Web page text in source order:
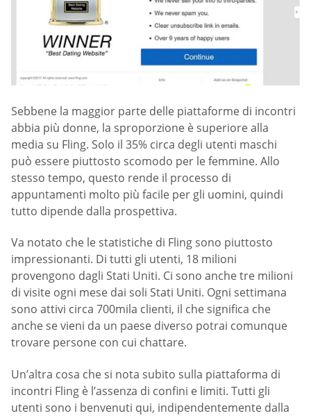
Sebbene la maggior parte delle piattaforme di incontri
abbia più donne, la sproporzione è superiore alla
media su Fling. Solo il 35% circa degli utenti maschi
può essere piuttosto scomodo per le femmine. Allo
stesso tempo, questo rende il processo di
appuntamenti molto più facile per gli uomini, quindi
tutto dipende dalla prospettiva.
Va notato che le statistiche di Fling sono piuttosto
impressionanti. Di tutti gli utenti, 18 milioni
provengono dagli Stati Uniti. Ci sono anche tre milioni
di visite ogni mese dai soli Stati Uniti. Ogni settimana
sono attivi circa 700mila clienti, il che significa che
anche se vieni da un paese diverso potrai comunque
trovare persone con cui chattare.
Un’altra cosa che si nota subito sulla piattaforma di
incontri Fling è l’assenza di confini e limiti. Tutti gli
utenti sono i benvenuti qui, indipendentemente dalla